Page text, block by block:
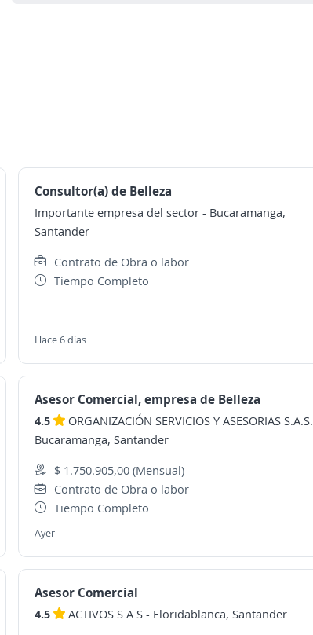
Consultor(a) de Belleza
Importante empresa del sector - Bucaramanga,
Santander
Contrato de Obra o labor
Tiempo Completo
Hace 6 días
Asesor Comercial, empresa de Belleza
4.5 ORGANIZACIÓN SERVICIOS Y ASESORIAS S.A.S.
Bucaramanga, Santander
$ 1.750.905,00 (Mensual)
Contrato de Obra o labor
Tiempo Completo
Ayer
Asesor Comercial
4.5 ACTIVOS S A S - Floridablanca, Santander